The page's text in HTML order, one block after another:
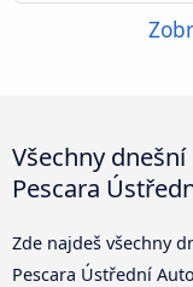
Všechny
Pescara
Zde najdeš všechny
Pescara Ústřední